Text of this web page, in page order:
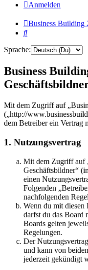
Anmelden
Business Building
Suche
Sprache:
Business
Mit dem Zugriff auf
(„http://
dem Betreiber ein Vertrag
1. Nutzungsvertrag
Mit dem Zugriff auf
Geschäftsbildner“
einen
Folgenden
nachfolgenden
Wenn du mit diesen
darfst du das Board
Boards gelten
Regelungen.
Der
und kann von
jederzeit gekündigt